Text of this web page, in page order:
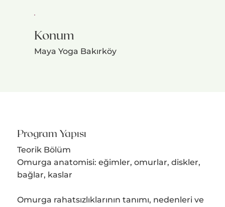
Konum
Maya Yoga Bakırköy
Program Yapısı
Teorik Bölüm
Omurga anatomisi: eğimler, omurlar, diskler,
bağlar, kaslar
Omurga rahatsızlıklarının tanımı, nedenleri ve